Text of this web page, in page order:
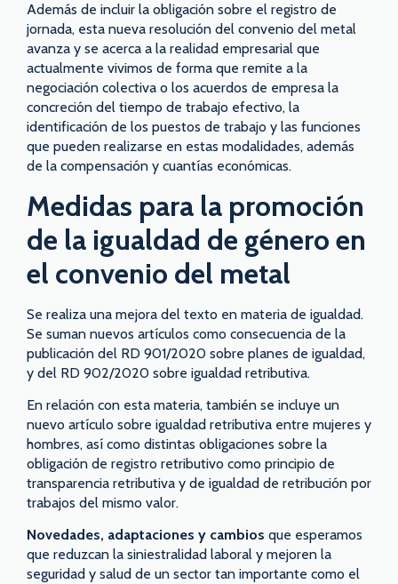
Además de incluir la obligación sobre el registro de
jornada, esta nueva resolución del convenio del metal
avanza y se acerca a la realidad empresarial que
actualmente vivimos de forma que remite a la
negociación colectiva o los acuerdos de empresa la
concreción del tiempo de trabajo efectivo, la
identificación de los puestos de trabajo y las funciones
que pueden realizarse en estas modalidades, además
de la compensación y cuantías económicas.
Medidas para la promoción
de la igualdad de género en
el convenio del metal
Se realiza una mejora del texto en materia de igualdad.
Se suman nuevos artículos como consecuencia de la
publicación del RD 901/2020 sobre planes de igualdad,
y del RD 902/2020 sobre igualdad retributiva.
En relación con esta materia, también se incluye un
nuevo artículo sobre igualdad retributiva entre mujeres y
hombres, así como distintas obligaciones sobre la
obligación de registro retributivo como principio de
transparencia retributiva y de igualdad de retribución por
trabajos del mismo valor.
Novedades, adaptaciones y cambios que esperamos
que reduzcan la siniestralidad laboral y mejoren la
seguridad y salud de un sector tan importante como el